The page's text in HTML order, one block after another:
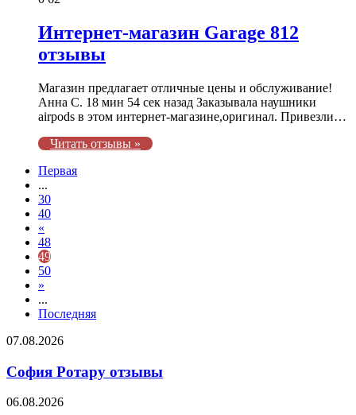
Интернет-магазин Garage 812
отзывы
Магазин предлагает отличные цены и обслуживание!
Анна С. 18 мин 54 сек назад Заказывала наушники
airpods в этом интернет-магазине,оригинал. Привезли…
Читать отзывы »
Первая
...
30
40
«
48
49
50
»
...
Последняя
София
отзывы
07.08.2026
София Ротару отзывы
ElevateSphere
06.08.2026